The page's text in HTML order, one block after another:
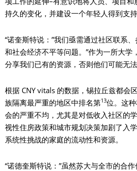
持久的变化，并建设一个年轻人得到支
“诺奎斯特说：”我们亟需通过社区联系
和社会经济不平等问题。”作为一所大学
分享我们已有的资源，否则他们可能无法
根据 CNY vitals 的数据，锡拉丘兹都会
族隔离最严重的地区中排名第13位。这
会的严重不均，尤其是对低收入社区的
视性住房政策和城市规划决策加剧了入
系统性挑战的家庭的流动性和资源。
“诺德奎斯特说：”虽然苏大与全市的合